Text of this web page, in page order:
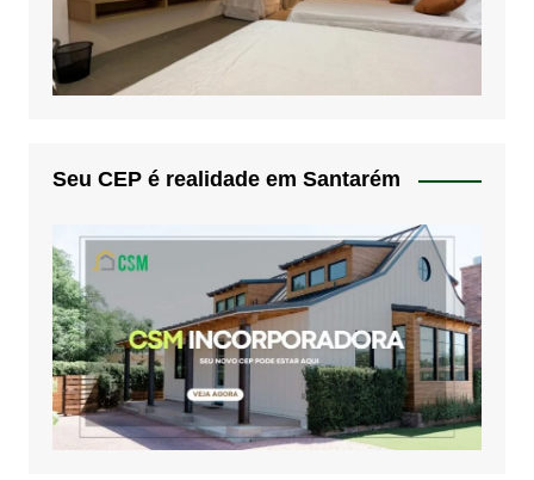
Seu CEP é realidade em Santarém